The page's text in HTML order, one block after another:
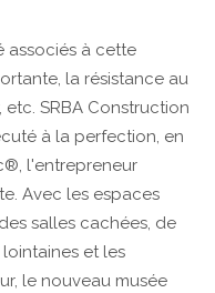
associés à cette
la résistance au
SRBA Construction
à la perfection, en
l'entrepreneur
Avec les espaces
salles cachées, de
et les
le nouveau musée